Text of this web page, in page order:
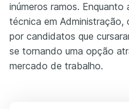
inúmeros ramos. Enquanto
técnica em Administração,
por candidatos que
se tornando uma opção
mercado de trabalho.